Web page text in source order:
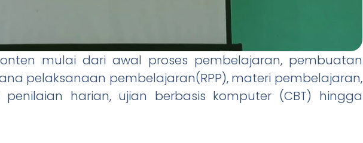
mulai dari awal proses pembelajaran, pembuatan
pelaksanaan pembelajaran(RPP), materi pembelajaran,
harian, ujian berbasis komputer (CBT) hingga